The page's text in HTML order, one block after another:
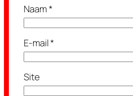
Naam*
E-mail*
Site